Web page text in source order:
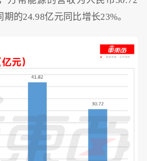
的24.98亿元同比增长23%。